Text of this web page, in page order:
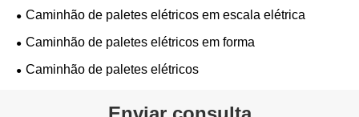
Caminhão de paletes elétricos em escala elétrica
Caminhão de paletes elétricos em forma
Caminhão de paletes elétricos